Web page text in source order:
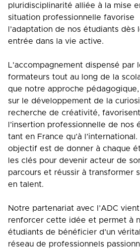
pluridisciplinarité alliée à la mise
situation professionnelle favorise
l’adaptation de nos étudiants dès
entrée dans la vie active.
L’accompagnement dispensé par
formateurs tout au long de la
que notre approche
sur le développement de la
recherche de créativité, favorisent
l’insertion professionnelle de nos
tant en France qu’à
objectif est de donner à chaque
les clés pour devenir acteur de
parcours et réussir à transformer
en talent.
Notre partenariat avec l’ADC vient
renforcer cette idée et permet à
étudiants de bénéficier d’un
réseau de professionnels